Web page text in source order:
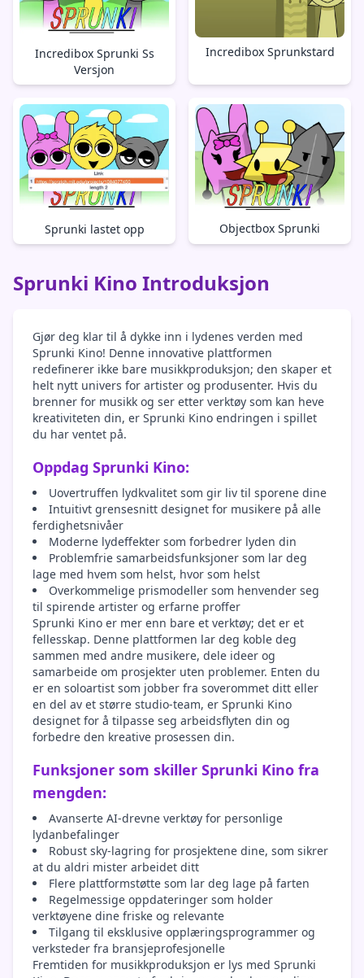
Incredibox Sprunki Ss
Versjon
Incredibox Sprunkstard
Sprunki lastet opp Objectbox Sprunki
Sprunki Kino Introduksjon
Gjør deg klar til å dykke inn i lydenes verden med
Sprunki Kino! Denne innovative plattformen
redefinerer ikke bare musikkproduksjon; den skaper et
helt nytt univers for artister og produsenter. Hvis du
brenner for musikk og ser etter verktøy som kan heve
kreativiteten din, er Sprunki Kino endringen i spillet
du har ventet på.
Oppdag Sprunki Kino:
Uovertruffen lydkvalitet som gir liv til sporene dine
Intuitivt grensesnitt designet for musikere på alle
ferdighetsnivåer
Moderne lydeffekter som forbedrer lyden din
Problemfrie samarbeidsfunksjoner som lar deg
lage med hvem som helst, hvor som helst
Overkommelige prismodeller som henvender seg
til spirende artister og erfarne proffer
Sprunki Kino er mer enn bare et verktøy; det er et
fellesskap. Denne plattformen lar deg koble deg
sammen med andre musikere, dele ideer og
samarbeide om prosjekter uten problemer. Enten du
er en soloartist som jobber fra soverommet ditt eller
en del av et større studio-team, er Sprunki Kino
designet for å tilpasse seg arbeidsflyten din og
forbedre den kreative prosessen din.
Funksjoner som skiller Sprunki Kino fra
mengden:
Avanserte AI-drevne verktøy for personlige
lydanbefalinger
Robust sky-lagring for prosjektene dine, som sikrer
at du aldri mister arbeidet ditt
Flere plattformstøtte som lar deg lage på farten
Regelmessige oppdateringer som holder
verktøyene dine friske og relevante
Tilgang til eksklusive opplæringsprogrammer og
verksteder fra bransjeprofesjonelle
Fremtiden for musikkproduksjon er lys med Sprunki